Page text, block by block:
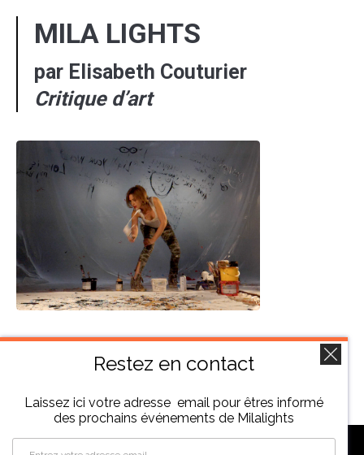
MILA LIGHTS
par Elisabeth Couturier
Critique d’art
Restez en contact
Laissez ici votre adresse email pour êtres informé
des prochains événements de Milalights